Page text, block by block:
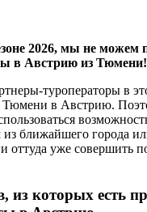
2026, мы не можем
в Австрию из
туроператоры в
Тюмени в Австрию.
ближайшего города
уже совершить
из которых есть